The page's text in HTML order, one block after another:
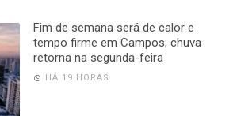
Fim de semana será de calor e
tempo firme em Campos; chuva
retorna na segunda-feira
HÁ 19 HORAS